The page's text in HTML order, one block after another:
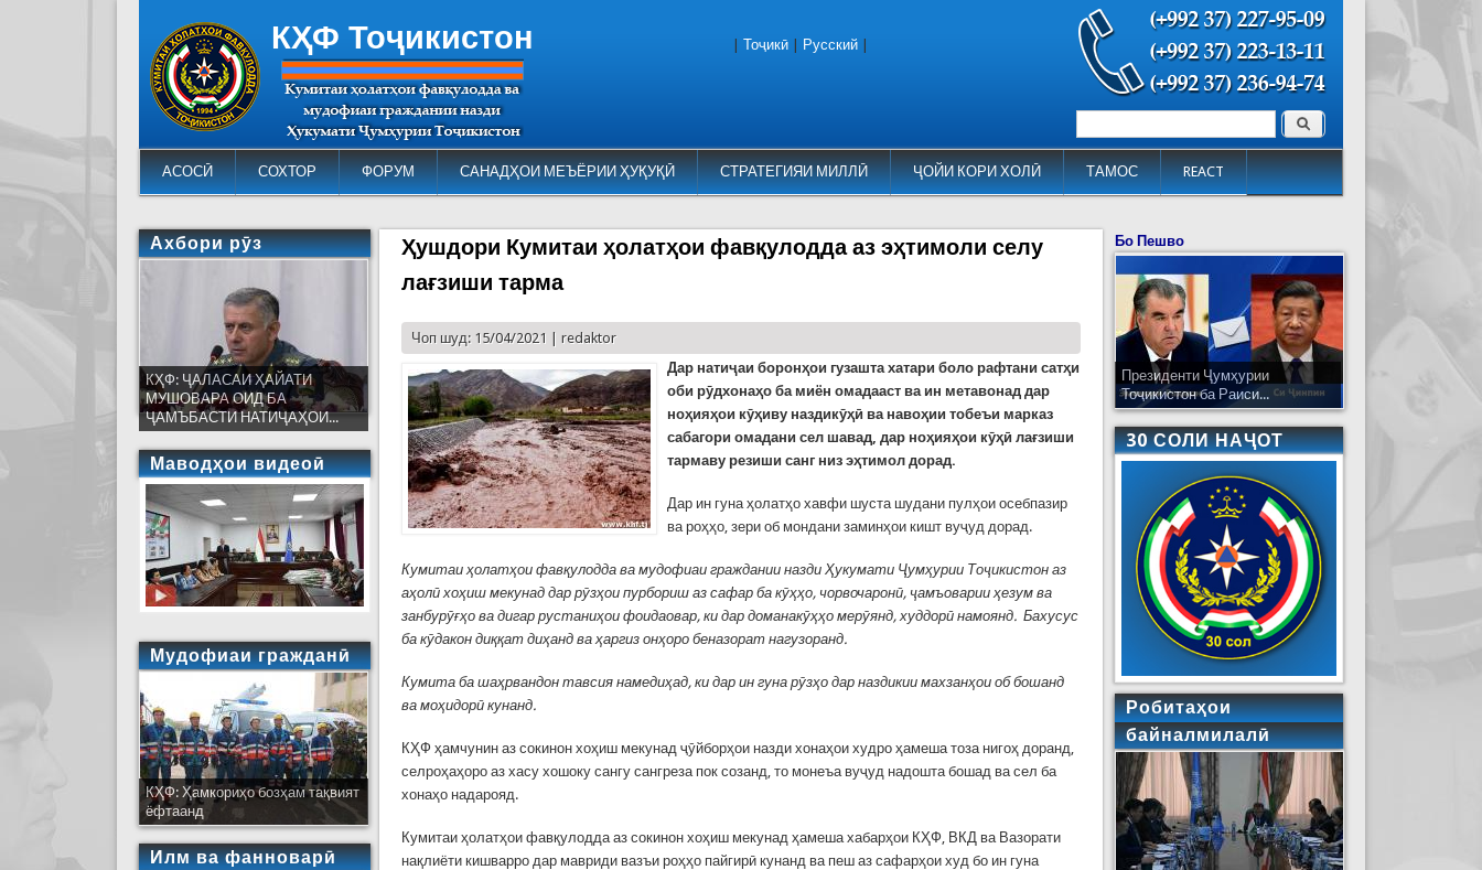
КҲФ Тоҷикистон
АСОСӢ СОХТОР ФОРУМ САНАДҲОИ МЕЪЁРИИ ҲУҚУҚӢ СТРАТЕГИЯИ МИЛЛӢ ҶОЙИ КОРИ ХОЛӢ ТАМОС REACT
Форма поиска Поиск
Тоҷикӣ Русский
Ҳушдори Кумитаи ҳолатҳои фавқулодда аз эҳтимоли селу
лағзиши тарма
Чоп шуд: 15/04/2021 |redaktor
Дар натиҷаи боронҳои гузашта хатари боло рафтани сатҳи
оби рӯдхонаҳо ба миён омадааст ва ин метавонад дар
ноҳияҳои кӯҳиву наздикӯҳӣ ва навоҳии тобеъи марказ
сабагори омадани сел шавад, дар ноҳияҳои кӯҳӣ лағзиши
тармаву резиши санг низ эҳтимол дорад.
Дар ин гуна ҳолатҳо хавфи шуста шудани пулҳои осебпазир
ва роҳҳо, зери об мондани заминҳои кишт вуҷуд дорад.
Кумитаи ҳолатҳои фавқулодда ва мудофиаи граждании назди Ҳукумати Ҷумҳурии Тоҷикистон аз
аҳолӣ хоҳиш мекунад дар рӯзҳои пурбориш аз сафар ба кӯҳҳо, чорвочаронӣ, ҷамъоварии ҳезум ва
занбурӯғҳо ва дигар рустаниҳои фоидаовар, ки дар доманакӯҳҳо мерӯянд, худдорӣ намоянд. Бахусус
ба кӯдакон диққат диҳанд ва ҳаргиз онҳоро беназорат нагузоранд.
Кумита ба шаҳрвандон тавсия намедиҳад, ки дар ин гуна рӯзҳо дар наздикии махзанҳои об бошанд
ва моҳидорӣ кунанд.
КҲФ ҳамчунин аз сокинон хоҳиш мекунад ҷӯйборҳои назди хонаҳои худро ҳамеша тоза нигоҳ доранд,
селроҳаҳоро аз хасу хошоку сангу сангреза пок созанд, то монеъа вуҷуд надошта бошад ва сел ба
хонаҳо надарояд.
Кумитаи ҳолатҳои фавқулодда аз сокинон хоҳиш мекунад ҳамеша хабарҳои КҲФ, ВКД ва Вазорати
нақлиёти кишварро дар мавриди вазъи роҳҳо пайгирӣ кунанд ва пеш аз сафарҳои худ бо ин гуна
Ахбори рӯз
КҲФ: ҶАЛАСАИ ҲАЙАТИ
МУШОВАРА ОИД БА
ҶАМЪБАСТИ НАТИҶАҲОИ...
Маводҳои видеоӣ
Мудофиаи гражданӣ
КҲФ: Ҳамкориҳо бозҳам тақвият
ёфтаанд
Илм ва фанноварӣ
Бо Пешво
Президенти Ҷумҳурии
Тоҷикистон ба Раиси...
30 СОЛИ НАҶОТ
Робитаҳои
байналмилалӣ